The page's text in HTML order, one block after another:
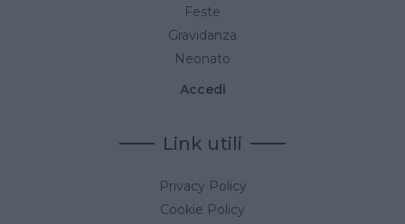
Feste
Gravidanza
Neonato
Accedi
Link utili
Privacy Policy
Cookie Policy